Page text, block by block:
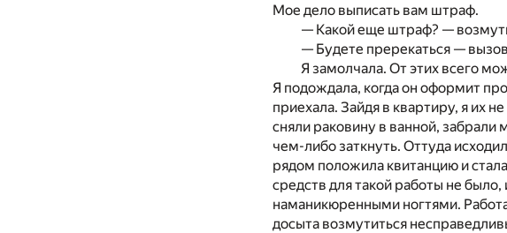
Мое дело выписать вам штраф.
— Какой еще штраф? —
— Будете пререкаться —
Я замолчала. От этих всего
Я подождала, когда он оформит
приехала. Зайдя в квартиру, я их
сняли раковину в ванной, забрали
чем-либо заткнуть. Оттуда
рядом положила квитанцию и
средств для такой работы не
наманикюренными ногтями.
досыта возмутиться